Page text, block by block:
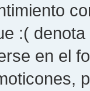
:(
en el